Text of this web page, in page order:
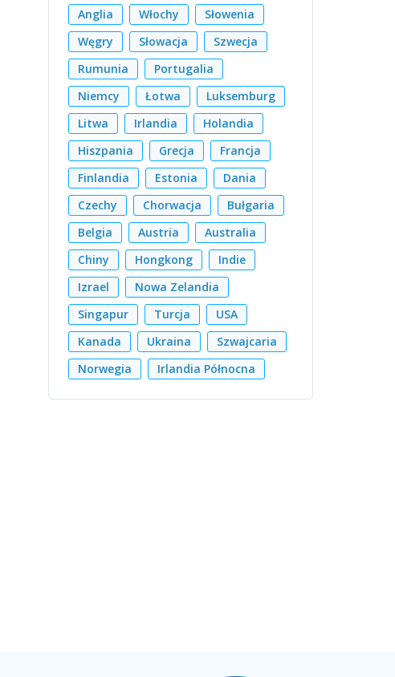
Anglia Włochy
Słowenia
Węgry
Słowacja
Szwecja
Rumunia
Portugalia
Niemcy
Łotwa
Luksemburg
Litwa
Irlandia
Holandia
Hiszpania
Grecja
Francja
Finlandia
Estonia
Dania
Czechy
Chorwacja
Bułgaria
Belgia
Austria
Australia
Chiny
Hongkong
Indie
Izrael
Nowa Zelandia
Singapur
Turcja
USA
Kanada
Ukraina
Szwajcaria
Norwegia
Irlandia Północna